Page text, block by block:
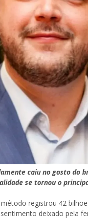
caiu no gosto do
se tornou o
registrou 42
deixado pela